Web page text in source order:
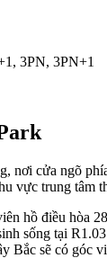
3PN, 3PN+1
nơi cửa ngõ
vực trung tâm
hồ điều hòa
sống tại
Bắc sẽ có góc